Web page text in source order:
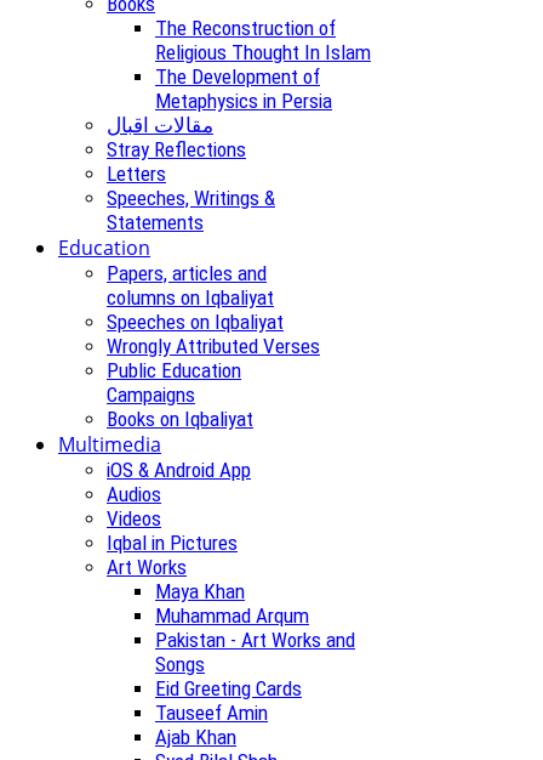
The Reconstruction of
Religious Thought In Islam
The Development of
Metaphysics in Persia
مقالات اقبال
Stray Reflections
Letters
Speeches, Writings &
Statements
Education
Papers, articles and
columns on Iqbaliyat
Speeches on Iqbaliyat
Wrongly Attributed Verses
Public Education
Campaigns
Books on Iqbaliyat
Multimedia
iOS & Android App
Audios
Videos
Iqbal in Pictures
Art Works
Maya Khan
Muhammad Arqum
Pakistan - Art Works and
Songs
Eid Greeting Cards
Tauseef Amin
Ajab Khan